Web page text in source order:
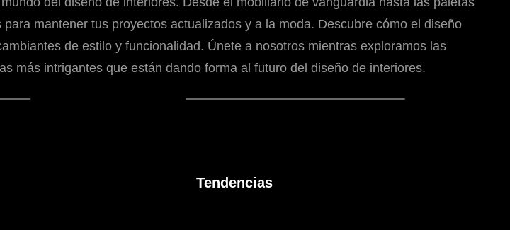
mantener tus proyectos actualizados y a la moda. Descubre cómo el diseño
de estilo y funcionalidad. Únete a nosotros mientras exploramos las
más intrigantes que están dando forma al futuro del diseño de interiores.
Tendencias